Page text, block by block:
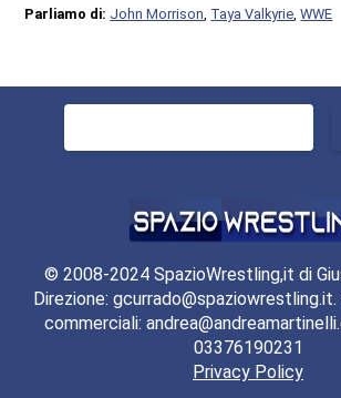
Parliamo di: John Morrison Taya Valkyrie ,WWE
© 2008-2024 SpazioWrestling,it di
Direzione:
commerciali:
03376190231
Privacy Policy